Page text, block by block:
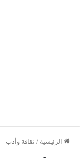
الرئيسية / ثقافة وأدب